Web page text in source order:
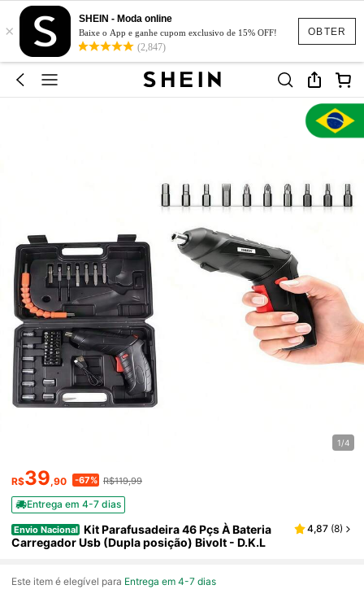
OBTER
×
SHEIN - Moda online
Baixe o App e ganhe cupom exclusivo de 15% OFF!
(2,847)
1/4
R$39,90 -67% R$119,99
Entrega em 4-7 dias
Envio Nacional Kit Parafusadeira 46 Pçs À Bateria
Carregador Usb (Dupla posição) Bivolt - D.K.L
4,87 (8)
Este item é elegível para Entrega em 4-7 dias